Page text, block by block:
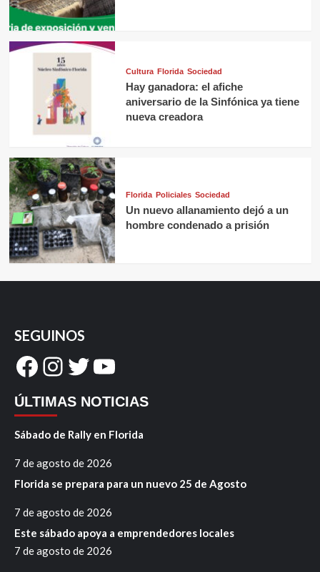
Cultura Florida Sociedad
Hay ganadora: el afiche
aniversario de la Sinfónica ya tiene
nueva creadora
Florida Policiales Sociedad
Un nuevo allanamiento dejó a un
hombre condenado a prisión
SEGUINOS
Facebook
Instagram
Twitter
YouTube
ÚLTIMAS NOTICIAS
Sábado de Rally en Florida
7 de agosto de 2026
Florida se prepara para un nuevo 25 de Agosto
7 de agosto de 2026
Este sábado apoya a emprendedores locales
7 de agosto de 2026